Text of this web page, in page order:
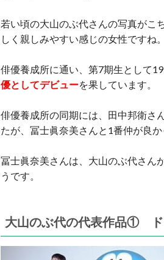
若い頃の大山のぶ代さんの写真がこ
しく親しみやすい感じの女性ですね。
俳優養成所に通い、第7期生として
優としてデビューを果しています。
俳優養成所の同期には、田中邦衛さ
たが、冨士眞奈美さんと1番仲が良か
冨士眞奈美さんは、大山のぶ代さん
うです。
大山のぶ代の代表作品① ド